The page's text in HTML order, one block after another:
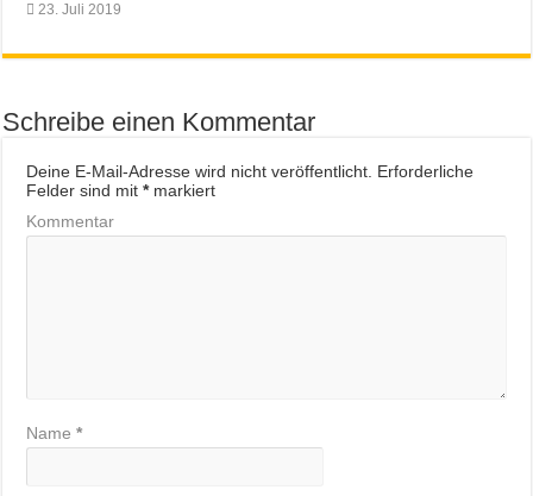
23. Juli 2019
Schreibe einen Kommentar
Deine E-Mail-Adresse wird nicht veröffentlicht. Erforderliche
Felder sind mit*markiert
Kommentar
Name*